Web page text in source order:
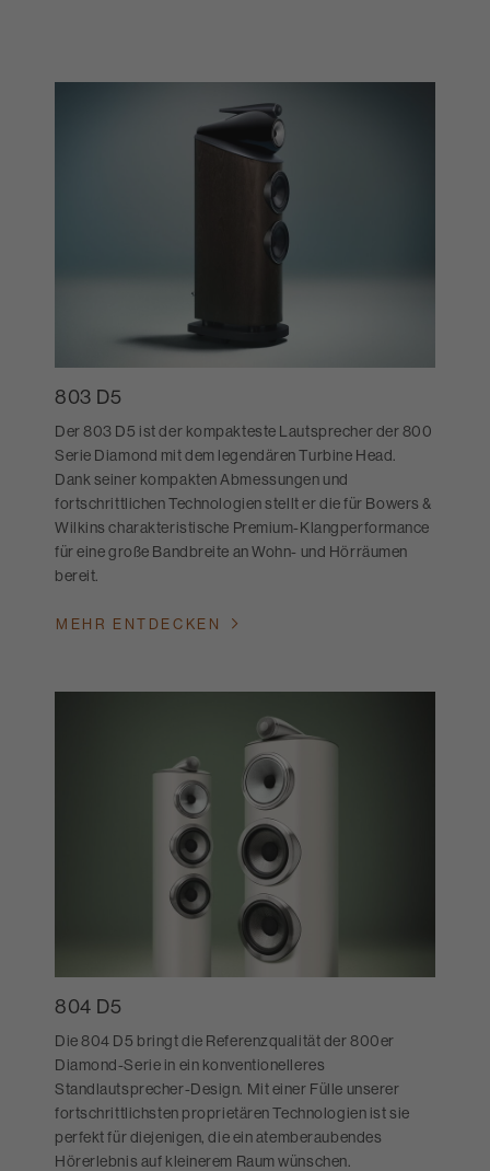
803 D5
Der 803 D5 ist der kompakteste Lautsprecher der 800
Serie Diamond mit dem legendären Turbine Head.
Dank seiner kompakten Abmessungen und
fortschrittlichen Technologien stellt er die für Bowers &
Wilkins charakteristische Premium-Klangperformance
für eine große Bandbreite an Wohn- und Hörräumen
bereit.
MEHR ENTDECKEN
804 D5
Die 804 D5 bringt die Referenzqualität der 800er
Diamond-Serie in ein konventionelleres
Standlautsprecher-Design. Mit einer Fülle unserer
fortschrittlichsten proprietären Technologien ist sie
perfekt für diejenigen, die ein atemberaubendes
Hörerlebnis auf kleinerem Raum wünschen.